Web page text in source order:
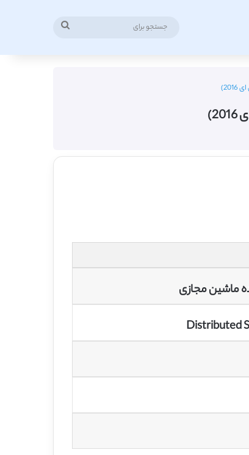
ماشین مجازی
Distributed